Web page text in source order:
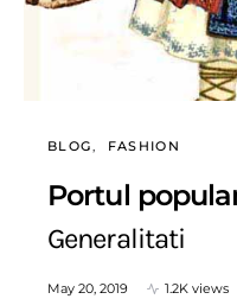
BLOG FASHION
Portul
Generalitati
May 20, 2019 1.2K views